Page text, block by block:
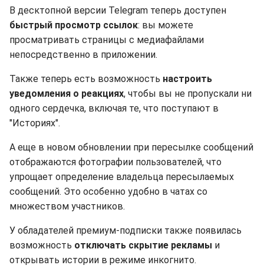
В десктопной версии Telegram теперь доступен
быстрый просмотр ссылок: вы можете
просматривать страницы с медиафайлами
непосредственно в приложении.
Также теперь есть возможность настроить
уведомления о реакциях, чтобы вы не пропускали ни
одного сердечка, включая те, что поступают в
"Историях".
А еще в новом обновлении при пересылке сообщений
отображаются фотографии пользователей, что
упрощает определение владельца пересылаемых
сообщений. Это особенно удобно в чатах со
множеством участников.
У обладателей премиум-подписки также появилась
возможность отключать скрытие рекламы и
открывать истории в режиме инкогнито.